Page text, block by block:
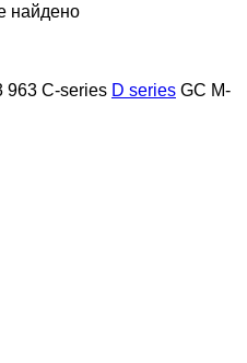
найдено
963 C-series D series GC M-